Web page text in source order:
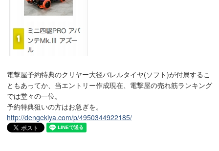
電撃屋予約特典のクリヤー大径バレルタイヤ(ソフト)が付属するこ
ともあってか、当エントリー作成現在、電撃屋の売れ筋ランキング
では堂々の一位。
予約特典狙いの方はお急ぎを。
http://dengekiya.com/p/4950344922185/